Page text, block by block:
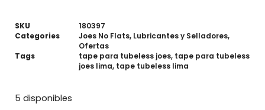
SKU
180397
Categories
Joes No Flats, Lubricantes y Selladores,
Ofertas
Tags
tape para tubeless joes, tape para tubeless
joes lima, tape tubeless lima
5 disponibles